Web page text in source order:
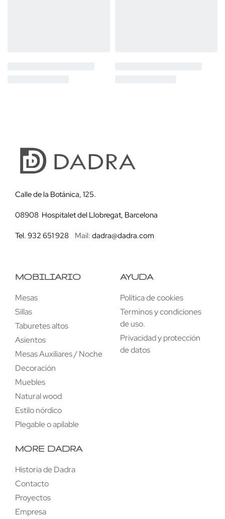
Calle de la Botánica, 125.
08908 Hospitalet del Llobregat, Barcelona
Tel. 932 651 928 Mail: dadra@dadra.com
MOBILIARIO
Mesas
Sillas
Taburetes altos
Asientos
Mesas Auxiliares / Noche
Decoración
Muebles
Natural wood
Estilo nórdico
Plegable o apilable
AYUDA
Política de cookies
Terminos y condiciones
de uso.
Privacidad y protección
de datos
MORE DADRA
Historia de Dadra
Contacto
Proyectos
Empresa